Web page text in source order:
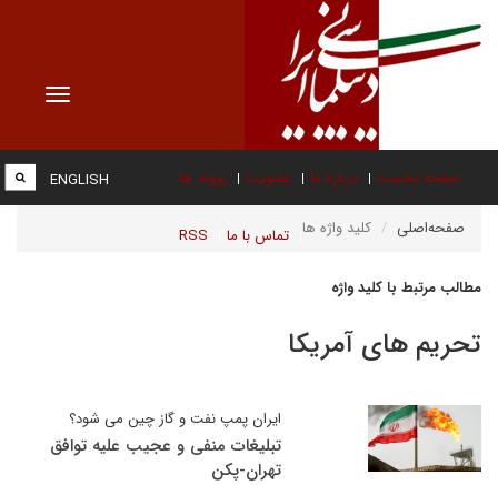
Toggle
صفحه نخست درباره ما عضویت پیوند ها
تماس با ما RSS
ENGLISH
صفحه‌اصلی کلید واژه ها
مطالب مرتبط با کلید واژه
تحریم های آمریکا
ایران پمپ نفت و گاز چین می شود؟
تبلیغات منفی و عجیب علیه توافق
تهران-پکن